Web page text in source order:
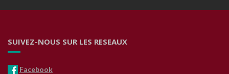
SUIVEZ-NOUS SUR LES RESEAUX
Facebook